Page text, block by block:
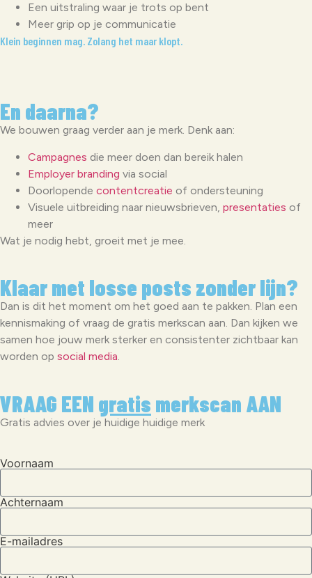
Een uitstraling waar je trots op bent
Meer grip op je communicatie
Klein beginnen mag. Zolang het maar klopt.
En daarna?
We bouwen graag verder aan je merk. Denk aan:
Campagnes die meer doen dan bereik halen
Employer branding via social
Doorlopende contentcreatie of ondersteuning
Visuele uitbreiding naar nieuwsbrieven, presentaties of
meer
Wat je nodig hebt, groeit met je mee.
Klaar met losse posts zonder lijn?
Dan is dit het moment om het goed aan te pakken. Plan een
kennismaking of vraag de gratis merkscan aan. Dan kijken we
samen hoe jouw merk sterker en consistenter zichtbaar kan
worden op social media.
VRAAG EEN gratis merkscan AAN
Gratis advies over je huidige huidige merk
Voornaam
Achternaam
E-mailadres